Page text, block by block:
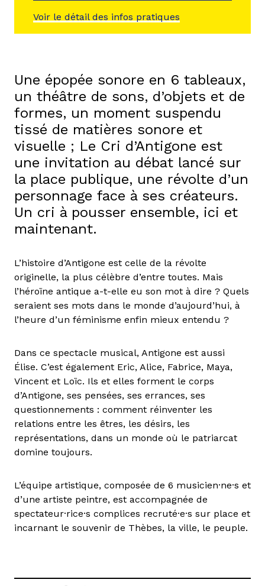
Voir le détail des infos pratiques
Une épopée sonore en 6 tableaux,
un théâtre de sons, d’objets et de
formes, un moment suspendu
tissé de matières sonore et
visuelle ; Le Cri d’Antigone est
une invitation au débat lancé sur
la place publique, une révolte d’un
personnage face à ses créateurs.
Un cri à pousser ensemble, ici et
maintenant.
L’histoire d’Antigone est celle de la révolte
originelle, la plus célèbre d’entre toutes. Mais
l’héroïne antique a-t-elle eu son mot à dire ? Quels
seraient ses mots dans le monde d’aujourd’hui, à
l’heure d’un féminisme enfin mieux entendu ?
Dans ce spectacle musical, Antigone est aussi
Élise. C’est également Eric, Alice, Fabrice, Maya,
Vincent et Loïc. Ils et elles forment le corps
d’Antigone, ses pensées, ses errances, ses
questionnements : comment réinventer les
relations entre les êtres, les désirs, les
représentations, dans un monde où le patriarcat
domine toujours.
L’équipe artistique, composée de 6 musicien·ne·s et
d’une artiste peintre, est accompagnée de
spectateur·rice·s complices recruté·e·s sur place et
incarnant le souvenir de Thèbes, la ville, le peuple.